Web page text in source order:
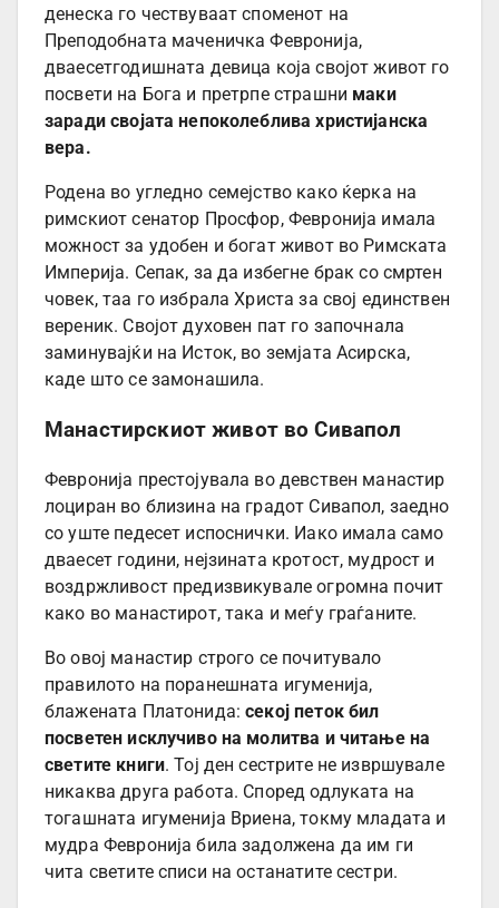
денеска го чествуваат споменот на
Преподобната маченичка Февронија,
дваесетгодишната девица која својот живот го
посвети на Бога и претрпе страшни маки
заради својата непоколеблива христијанска
вера.
Родена во угледно семејство како ќерка на
римскиот сенатор Просфор, Февронија имала
можност за удобен и богат живот во Римската
Империја. Сепак, за да избегне брак со смртен
човек, таа го избрала Христа за свој единствен
вереник. Својот духовен пат го започнала
заминувајќи на Исток, во земјата Асирска,
каде што се замонашила.
Манастирскиот живот во Сивапол
Февронија престојувала во девствен манастир
лоциран во близина на градот Сивапол, заедно
со уште педесет испоснички. Иако имала само
дваесет години, нејзината кротост, мудрост и
воздржливост предизвикувале огромна почит
како во манастирот, така и меѓу граѓаните.
Во овој манастир строго се почитувало
правилото на поранешната игуменија,
блажената Платонида:секој петок бил
посветен исклучиво на молитва и читање на
светите книги. Тој ден сестрите не извршувале
никаква друга работа. Според одлуката на
тогашната игуменија Вриена, токму младата и
мудра Февронија била задолжена да им ги
чита светите списи на останатите сестри.